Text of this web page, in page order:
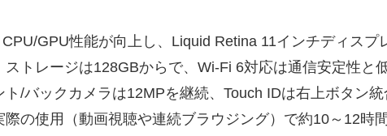
GPU性能が向上し、Liquid Retina 11インチディス
トレージは128GBからで、Wi-Fi 6対応は通信安定性
/バックカメラは12MPを継続、Touch IDは右上ボタン
の使用（動画視聴や連続ブラウジング）で約10～12時